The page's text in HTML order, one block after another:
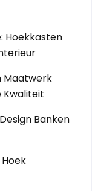
Hoekkasten
Maatwerk
Kwaliteit
Banken